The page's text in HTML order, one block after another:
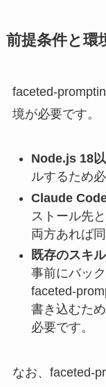
前提条件と環
faceted-
境が必要です。
Node.js 18
ルするため必
Claude
ストール先
両方あれば
既存のスキ
事前にバッ
faceted-
書き込むた
必要です。
なお、faceted-